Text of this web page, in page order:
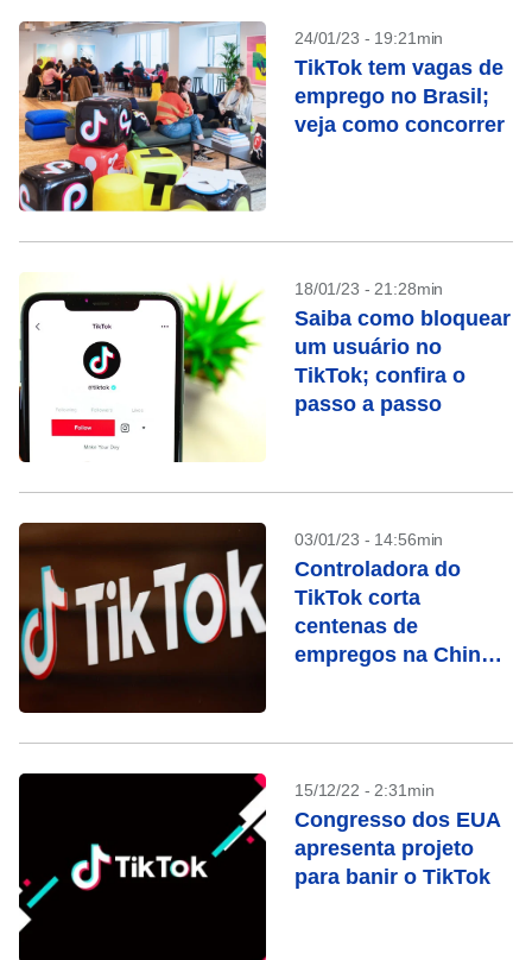
24/01/23 - 19:21min
TikTok tem vagas de
emprego no Brasil;
veja como concorrer
18/01/23 - 21:28min
Saiba como bloquear
um usuário no
TikTok; confira o
passo a passo
03/01/23 - 14:56min
Controladora do
TikTok corta
centenas de
empregos na China,
15/12/22 - 2:31min
Congresso dos EUA
apresenta projeto
para banir o TikTok